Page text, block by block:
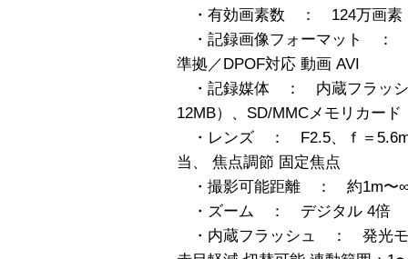
・有効画素数 ： 124万画素
・記録画像フォーマット ：
準拠／DPOF対応 動画 AVI
・記録媒体 ： 内蔵フラッシ
12MB）、SD/MMCメモリカード
・レンズ ： F2.5、ｆ＝
当、 焦点調節 固定焦点
・撮影可能距離 ： 約1m〜
・ズーム ： デジタル 4倍
・内蔵フラッシュ ： 発光モ